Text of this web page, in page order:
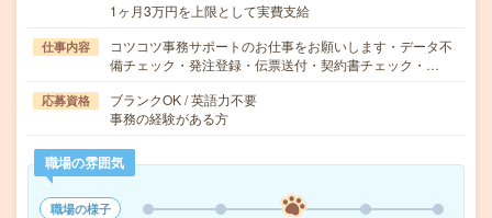
1ヶ月3万円を上限として実費支給
仕事内容
コツコツ事務サポートのお仕事をお願いします・データ不
備チェック・発注登録・伝票送付・契約書チェック・…
応募資格
ブランクOK / 英語力不要
事務の経験がある方
職場の雰囲気
職場の様子